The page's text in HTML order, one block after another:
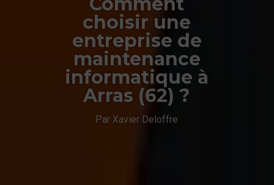
choisir une
entreprise de
maintenance
informatique à
Arras (62) ?
Par Xavier Deloffre